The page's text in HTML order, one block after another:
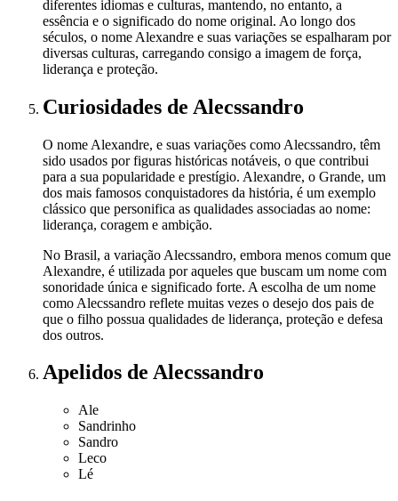
diferentes idiomas e culturas, mantendo, no entanto, a
essência e o significado do nome original. Ao longo dos
séculos, o nome Alexandre e suas variações se espalharam por
diversas culturas, carregando consigo a imagem de força,
liderança e proteção.
Curiosidades de Alecssandro
O nome Alexandre, e suas variações como Alecssandro, têm
sido usados por figuras históricas notáveis, o que contribui
para a sua popularidade e prestígio. Alexandre, o Grande, um
dos mais famosos conquistadores da história, é um exemplo
clássico que personifica as qualidades associadas ao nome:
liderança, coragem e ambição.
No Brasil, a variação Alecssandro, embora menos comum que
Alexandre, é utilizada por aqueles que buscam um nome com
sonoridade única e significado forte. A escolha de um nome
como Alecssandro reflete muitas vezes o desejo dos pais de
que o filho possua qualidades de liderança, proteção e defesa
dos outros.
Apelidos de Alecssandro
Ale
Sandrinho
Sandro
Leco
Lé